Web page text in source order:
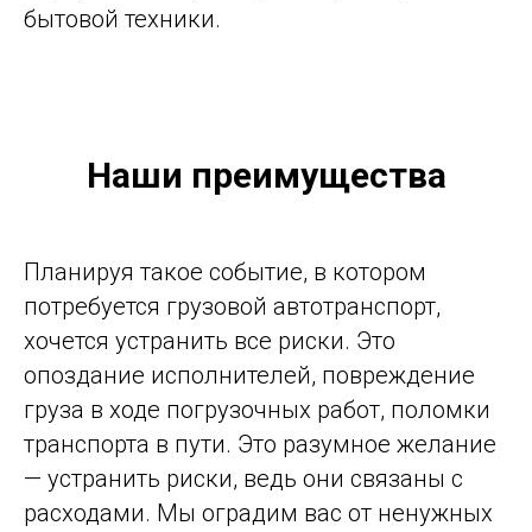
бытовой техники.
Наши преимущества
Планируя такое событие, в котором
потребуется грузовой автотранспорт,
хочется устранить все риски. Это
опоздание исполнителей, повреждение
груза в ходе погрузочных работ, поломки
транспорта в пути. Это разумное желание
— устранить риски, ведь они связаны с
расходами. Мы оградим вас от ненужных